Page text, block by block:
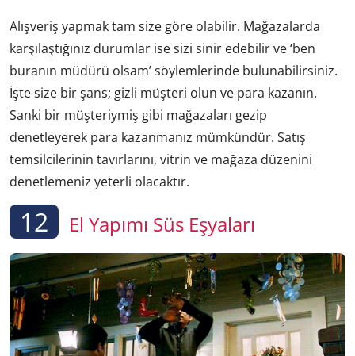
Alışveriş yapmak tam size göre olabilir. Mağazalarda
karşılaştığınız durumlar ise sizi sinir edebilir ve ‘ben
buranın müdürü olsam’ söylemlerinde bulunabilirsiniz.
İşte size bir şans; gizli müşteri olun ve para kazanın.
Sanki bir müşteriymiş gibi mağazaları gezip
denetleyerek para kazanmanız mümkündür. Satış
temsilcilerinin tavırlarını, vitrin ve mağaza düzenini
denetlemeniz yeterli olacaktır.
12 El Yapımı Süs Eşyaları